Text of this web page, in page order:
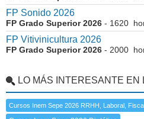
FP Sonido 2026
FP Grado Superior 2026 - 1620
FP Vitivinicultura 2026
FP Grado Superior 2026 - 2000
LO MÁS INTERESANTE EN
Cursos Inem Sepe 2026 RRHH, Laboral,